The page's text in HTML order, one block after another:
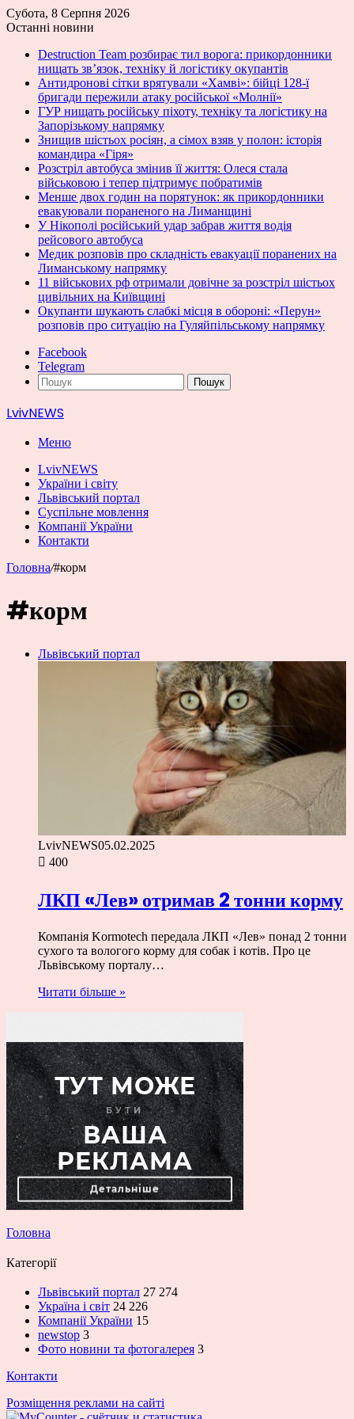
Субота, 8 Серпня 2026
Останні новини
Destruction Team розбирає тил ворога: прикордонники
нищать зв’язок, техніку й логістику окупантів
Антидронові сітки врятували «Хамві»: бійці 128-ї
бригади пережили атаку російської «Молнії»
ГУР нищать російську піхоту, техніку та логістику на
Запорізькому напрямку
Знищив шістьох росіян, а сімох взяв у полон: історія
командира «Гіря»
Розстріл автобуса змінив її життя: Олеся стала
військовою і тепер підтримує побратимів
Менше двох годин на порятунок: як прикордонники
евакуювали пораненого на Лиманщині
У Нікополі російський удар забрав життя водія
рейсового автобуса
Медик розповів про складність евакуації поранених на
Лиманському напрямку
11 військових рф отримали довічне за розстріл шістьох
цивільних на Київщині
Окупанти шукають слабкі місця в обороні: «Перун»
розповів про ситуацію на Гуляйпільському напрямку
Facebook
Telegram
Пошук
LvivNEWS
Меню
LvivNEWS
України і світу
Львівський портал
Суспільне мовлення
Компанії України
Контакти
Головна/#корм
#корм
Львівський портал
LvivNEWS05.02.2025
400
ЛКП «Лев» отримав 2 тонни корму
Компанія Kormotech передала ЛКП «Лев» понад 2 тонни
сухого та вологого корму для собак і котів. Про це
Львівському порталу…
Читати більше »
Головна
Категорії
Львівський портал 27 274
Україна і світ 24 226
Компанії України 15
newstop 3
Фото новини та фотогалерея 3
Контакти
Розміщення реклами на сайті